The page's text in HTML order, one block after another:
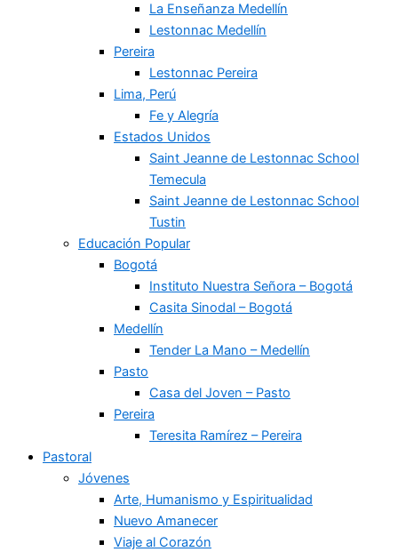
La Enseñanza Medellín
Lestonnac Medellín
Pereira
Lestonnac Pereira
Lima, Perú
Fe y Alegría
Estados Unidos
Saint Jeanne de Lestonnac School
Temecula
Saint Jeanne de Lestonnac School
Tustin
Educación Popular
Bogotá
Instituto Nuestra Señora – Bogotá
Casita Sinodal – Bogotá
Medellín
Tender La Mano – Medellín
Pasto
Casa del Joven – Pasto
Pereira
Teresita Ramírez – Pereira
Pastoral
Jóvenes
Arte, Humanismo y Espiritualidad
Nuevo Amanecer
Viaje al Corazón